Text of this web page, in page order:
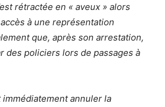
rétractée en « aveux » alors
accès à une représentation
que, après son arrestation,
des policiers lors de passages à
annuler la